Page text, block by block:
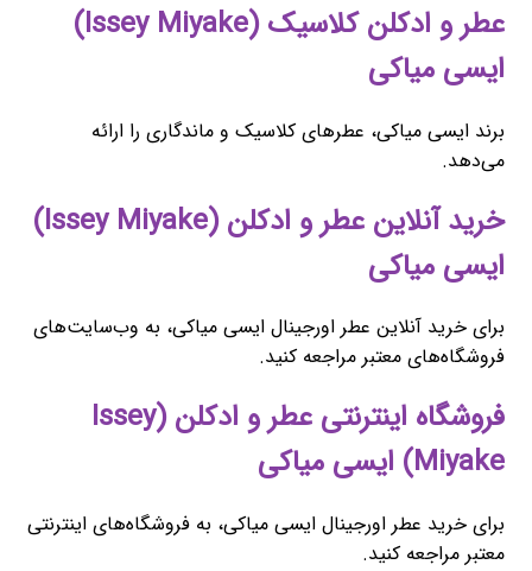
عطر و ادکلن کلاسیک (Issey Miyake)
ایسی میاکی
برند ایسی میاکی، عطرهای کلاسیک و ماندگاری را ارائه
می‌دهد.
خرید آنلاین عطر و ادکلن (Issey Miyake)
ایسی میاکی
برای خرید آنلاین عطر اورجینال ایسی میاکی، به وب‌سایت‌های
فروشگاه‌های معتبر مراجعه کنید.
فروشگاه اینترنتی عطر و ادکلن (Issey
Miyake) ایسی میاکی
برای خرید عطر اورجینال ایسی میاکی، به فروشگاه‌های اینترنتی
معتبر مراجعه کنید.